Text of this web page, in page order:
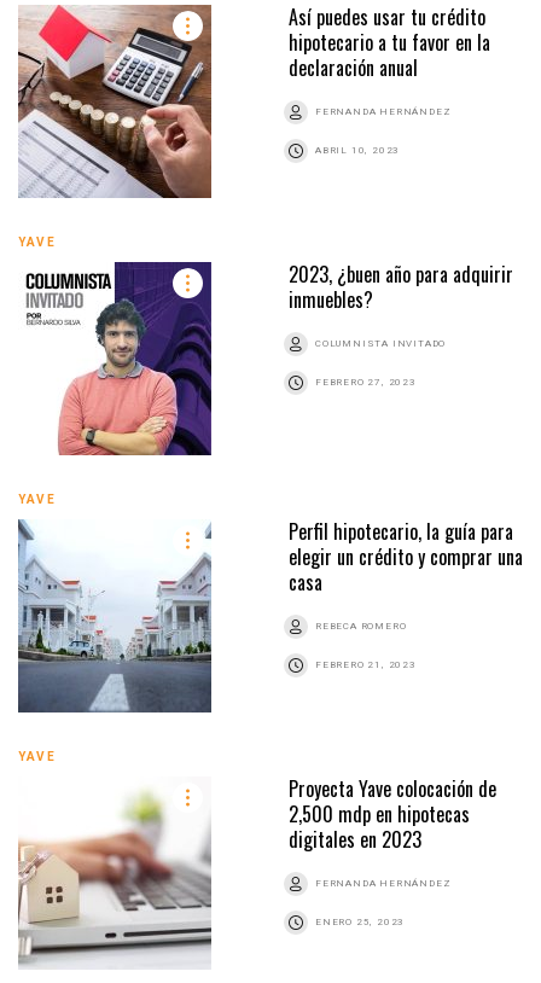
Así puedes usar tu crédito
hipotecario a tu favor en la
declaración anual
FERNANDA HERNÁNDEZ
ABRIL 10, 2023
YAVE
2023, ¿buen año para adquirir
inmuebles?
COLUMNISTA INVITADO
FEBRERO 27, 2023
YAVE
Perfil hipotecario, la guía para
elegir un crédito y comprar una
casa
REBECA ROMERO
FEBRERO 21, 2023
YAVE
Proyecta Yave colocación de
2,500 mdp en hipotecas
digitales en 2023
FERNANDA HERNÁNDEZ
ENERO 25, 2023